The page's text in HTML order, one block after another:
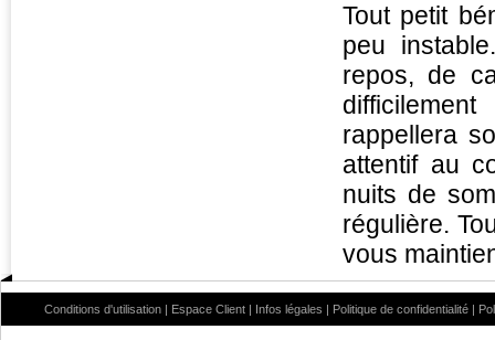
Tout petit
peu
repos, de
rappellera
attentif au
nuits de
régulière.
vous
Conditions d'utilisation | Espace Client | Infos légales | Politique de confidentialité |